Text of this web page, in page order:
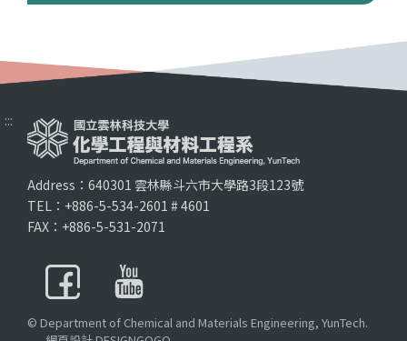
:::
Address：640301 雲林縣斗六市大學路3段123號
TEL：+886-5-534-2601 # 4601
FAX：+886-5-531-2071
© Department of Chemical and Materials Engineering, YunTech.